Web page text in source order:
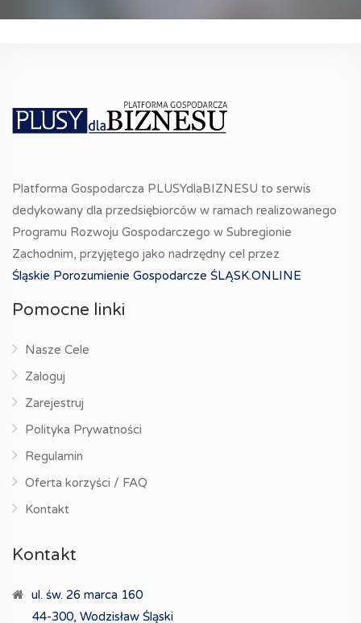
Platforma Gospodarcza PLUSYdlaBIZNESU to serwis
dedykowany dla przedsiębiorców w ramach realizowanego
Programu Rozwoju Gospodarczego w Subregionie
Zachodnim, przyjętego jako nadrzędny cel przez
Śląskie Porozumienie Gospodarcze ŚLĄSK.ONLINE
Pomocne linki
Nasze Cele
Zaloguj
Zarejestruj
Polityka Prywatności
Regulamin
Oferta korzyści / FAQ
Kontakt
Kontakt
ul. św. 26 marca 160
44-300, Wodzisław Śląski